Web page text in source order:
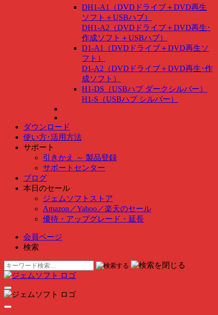
DH1-A1（DVDドライブ＋DVD再生
ソフト＋USBハブ）
DH1-A2（DVDドライブ＋DVD再生･
作成ソフト＋USBハブ）
D1-A1（DVDドライブ＋DVD再生ソ
フト）
D1-A2（DVDドライブ＋DVD再生･作
成ソフト）
H1-DS（USBハブ ダークシルバー）
H1-S（USBハブ シルバー）
ダウンロード
使い方･活用方法
サポート
引きかえ ～ 製品登録
サポートセンター
ブログ
本日のセール
ジェムソフトストア
Amazon ／Yahoo ／楽天のセール
優待・アップグレード・延長
会員ページ
検索